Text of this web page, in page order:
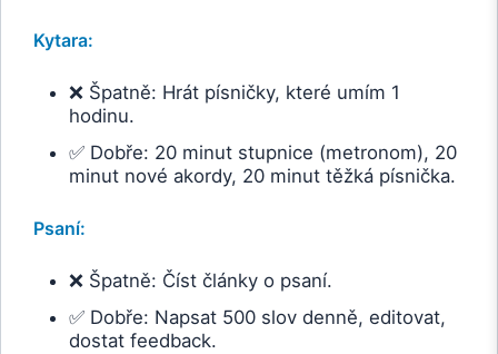
Kytara:
❌ Špatně: Hrát písničky, které umím 1
hodinu.
✅ Dobře: 20 minut stupnice (metronom), 20
minut nové akordy, 20 minut těžká písnička.
Psaní:
❌ Špatně: Číst články o psaní.
✅ Dobře: Napsat 500 slov denně, editovat,
dostat feedback.